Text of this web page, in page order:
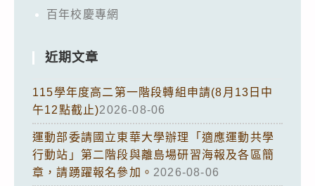
百年校慶專網
近期文章
115學年度高二第一階段轉組申請(8月13日中
午12點截止)2026-08-06
運動部委請國立東華大學辦理「適應運動共學
行動站」第二階段與離島場研習海報及各區簡
章，請踴躍報名參加。 2026-08-06